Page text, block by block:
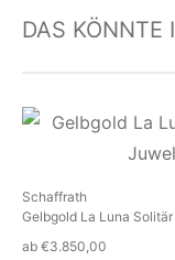
DAS KÖNNTE
Schaffrath
Gelbgold La Luna Solitär
ab €3.850,00